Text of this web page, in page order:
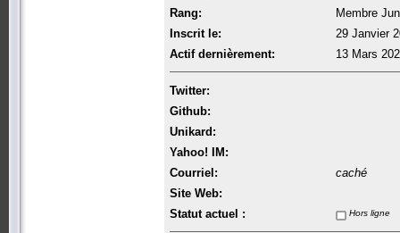
Rang:
Membre
Inscrit le:
29 Janvier
Actif dernièrement:
13 Mars
Twitter:
Github:
Unikard:
Yahoo! IM:
Courriel:
caché
Site Web:
Statut actuel :
Hors ligne